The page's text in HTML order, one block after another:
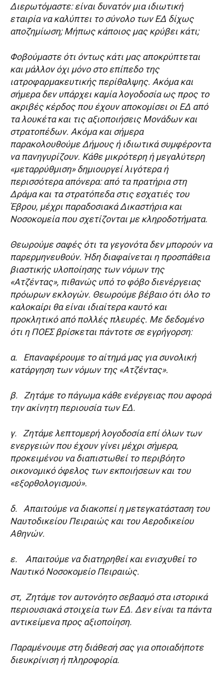
Διερωτόμαστε: είναι δυνατόν μια ιδιωτική
εταιρία να καλύπτει το σύνολο των ΕΔ δίχως
αποζημίωση; Μήπως κάποιος μας κρύβει κάτι;
Φοβούμαστε ότι όντως κάτι μας αποκρύπτεται
και μάλλον όχι μόνο στο επίπεδο της
ιατροφαρμακευτικής περίθαλψης. Ακόμα και
σήμερα δεν υπάρχει καμία λογοδοσία ως προς το
ακριβές κέρδος που έχουν αποκομίσει οι ΕΔ από
τα λουκέτα και τις αξιοποιήσεις Μονάδων και
στρατοπέδων. Ακόμα και σήμερα
παρακολουθούμε Δήμους ή ιδιωτικά συμφέροντα
να πανηγυρίζουν. Κάθε μικρότερη ή μεγαλύτερη
«μεταρρύθμιση» δημιουργεί λιγότερα ή
περισσότερα απόνερα: από τα πρατήρια στη
Δράμα και τα στρατόπεδα στις εσχατιές του
Έβρου, μέχρι παραδοσιακά Δικαστήρια και
Νοσοκομεία που σχετίζονται με κληροδοτήματα.
Θεωρούμε σαφές ότι τα γεγονότα δεν μπορούν να
παρερμηνευθούν. Ήδη διαφαίνεται η προσπάθεια
βιαστικής υλοποίησης των νόμων της
«Ατζέντας», πιθανώς υπό το φόβο διενέργειας
πρόωρων εκλογών. Θεωρούμε βέβαιο ότι όλο το
καλοκαίρι θα είναι ιδιαίτερα καυτό και
προκλητικό από πολλές πλευρές. Με δεδομένο
ότι η ΠΟΕΣ βρίσκεται πάντοτε σε εγρήγορση:
α. Επαναφέρουμε το αίτημά μας για συνολική
κατάργηση των νόμων της «Ατζέντας».
β. Ζητάμε το πάγωμα κάθε ενέργειας που αφορά
την ακίνητη περιουσία των ΕΔ.
γ. Ζητάμε λεπτομερή λογοδοσία επί όλων των
ενεργειών που έχουν γίνει μέχρι σήμερα,
προκειμένου να διαπιστωθεί το περιβόητο
οικονομικό όφελος των εκποιήσεων και του
«εξορθολογισμού».
δ. Απαιτούμε να διακοπεί η μετεγκατάσταση του
Ναυτοδικείου Πειραιώς και του Αεροδικείου
Αθηνών.
ε. Απαιτούμε να διατηρηθεί και ενισχυθεί το
Ναυτικό Νοσοκομείο Πειραιώς.
στ, Ζητάμε τον αυτονόητο σεβασμό στα ιστορικά
περιουσιακά στοιχεία των ΕΔ. Δεν είναι τα πάντα
αντικείμενα προς αξιοποίηση.
Παραμένουμε στη διάθεσή σας για οποιαδήποτε
διευκρίνιση ή πληροφορία.